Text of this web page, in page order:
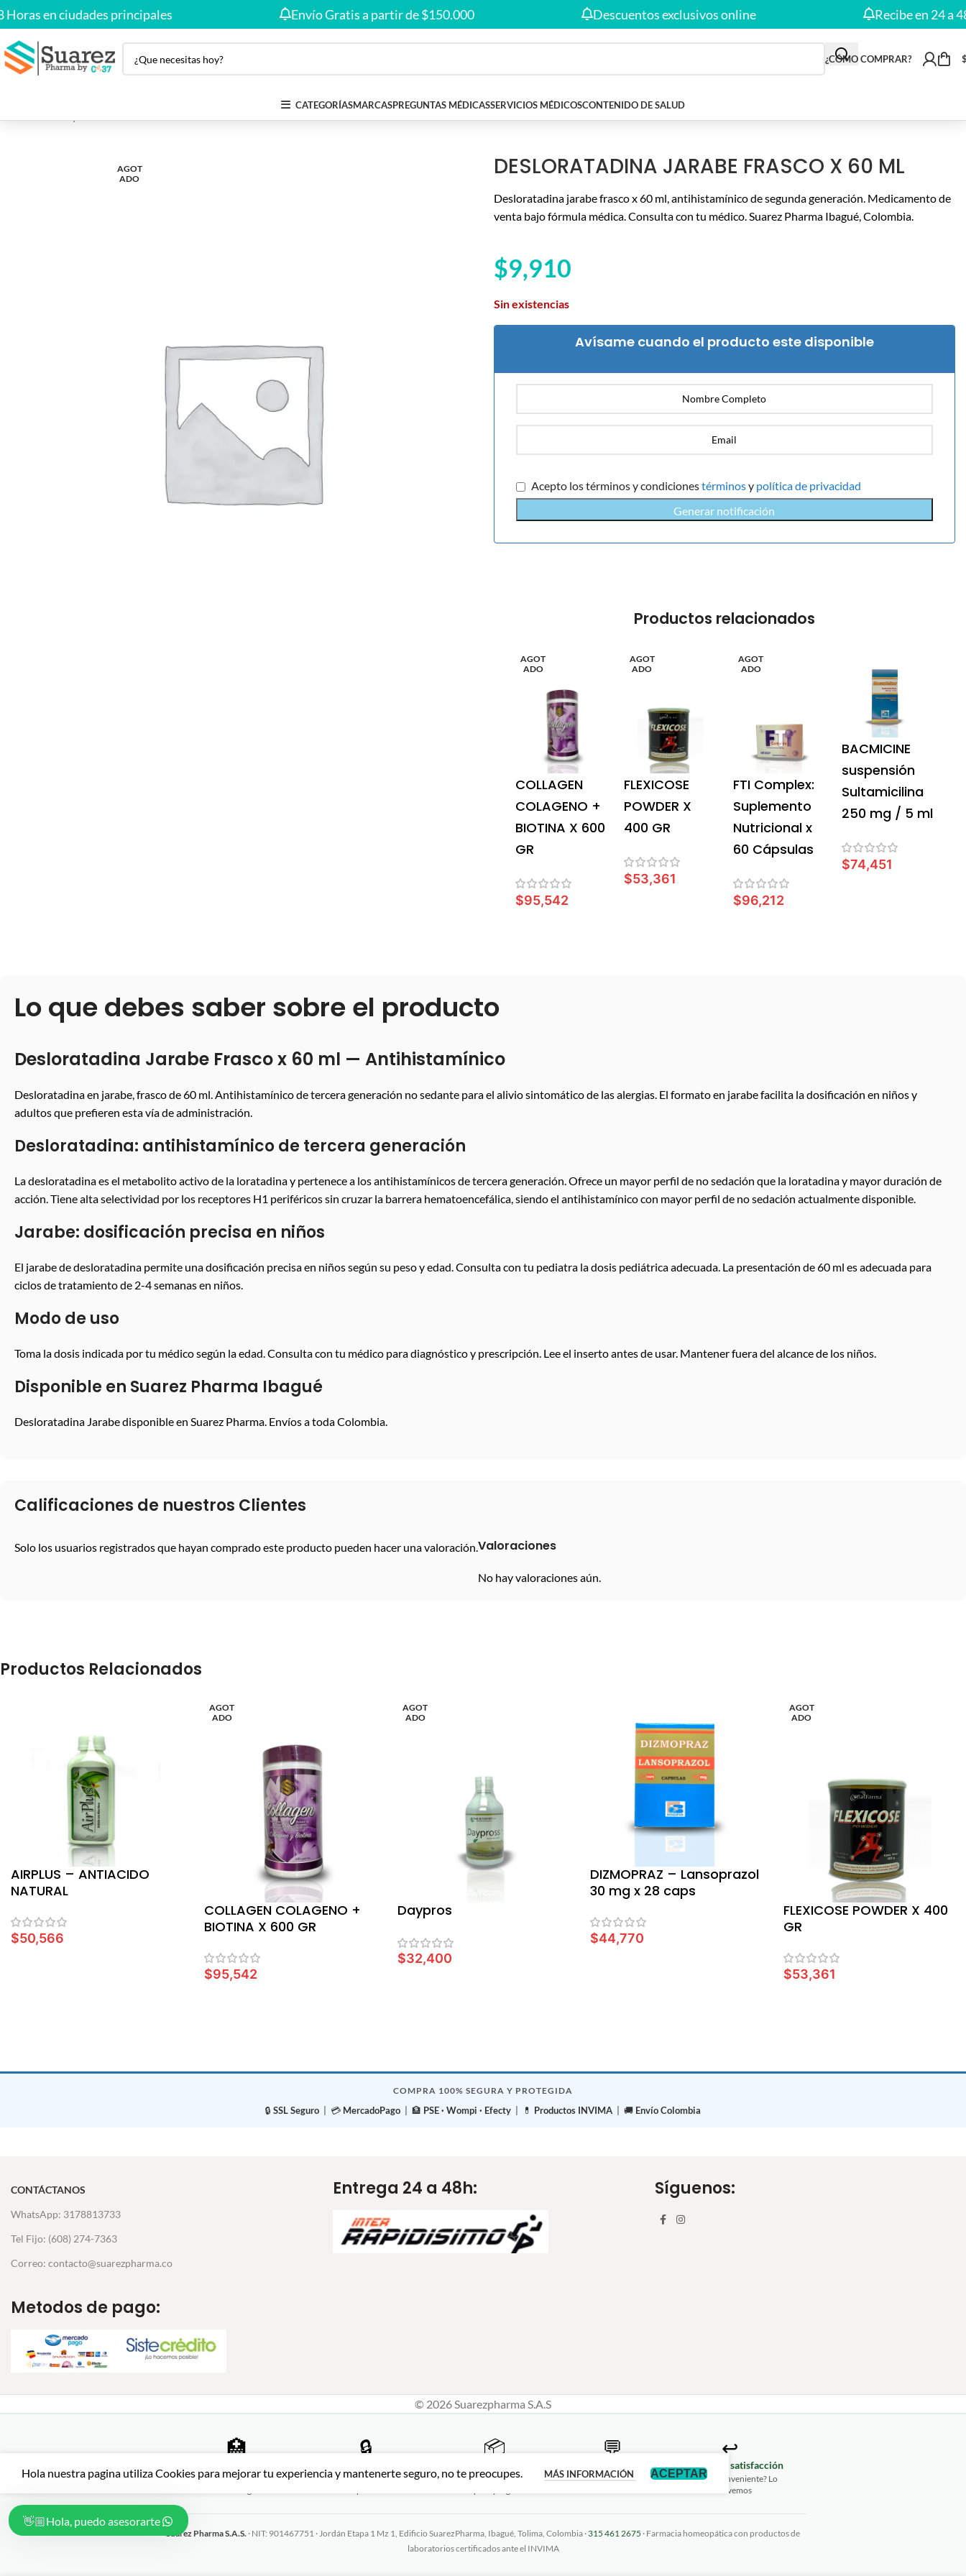
en ciudades principales Envío Gratis a partir de $150.000 Descuentos exclusivos online Recibe en 24 a 48
¿CÓMO COMPRAR?
CATEGORÍASMARCASPREGUNTAS MÉDICASSERVICIOS MÉDICOSCONTENIDO DE SALUD
AGOT
ADO
DESLORATADINA JARABE FRASCO X 60 ML
Desloratadina jarabe frasco x 60 ml, antihistamínico de segunda generación. Medicamento de
venta bajo fórmula médica. Consulta con tu médico. Suarez Pharma Ibagué, Colombia.
$9,910
Sin existencias
Avísame cuando el producto este disponible
Acepto los términos y condicionestérminosy política de privacidad
Generar notificación
Productos relacionados
AGOT
ADO
COLLAGEN
COLAGENO +
BIOTINA X 600
GR
$95,542
AGOT
ADO
FLEXICOSE
POWDER X
400 GR
$53,361
AGOT
ADO
FTI Complex:
Suplemento
Nutricional x
60 Cápsulas
$96,212
BACMICINE
suspensión
Sultamicilina
250 mg / 5 ml
$74,451
Lo que debes saber sobre el producto
Desloratadina Jarabe Frasco x 60 ml — Antihistamínico
Desloratadina en jarabe, frasco de 60 ml. Antihistamínico de tercera generación no sedante para el alivio sintomático de las alergias. El formato en jarabe facilita la dosificación en niños y
adultos que prefieren esta vía de administración.
Desloratadina: antihistamínico de tercera generación
La desloratadina es el metabolito activo de la loratadina y pertenece a los antihistamínicos de tercera generación. Ofrece un mayor perfil de no sedación que la loratadina y mayor duración de
acción. Tiene alta selectividad por los receptores H1 periféricos sin cruzar la barrera hematoencefálica, siendo el antihistamínico con mayor perfil de no sedación actualmente disponible.
Jarabe: dosificación precisa en niños
El jarabe de desloratadina permite una dosificación precisa en niños según su peso y edad. Consulta con tu pediatra la dosis pediátrica adecuada. La presentación de 60 ml es adecuada para
ciclos de tratamiento de 2-4 semanas en niños.
Modo de uso
Toma la dosis indicada por tu médico según la edad. Consulta con tu médico para diagnóstico y prescripción. Lee el inserto antes de usar. Mantener fuera del alcance de los niños.
Disponible en Suarez Pharma Ibagué
Desloratadina Jarabe disponible en Suarez Pharma. Envíos a toda Colombia.
Calificaciones de nuestros Clientes
Valoraciones
No hay valoraciones aún.
Solo los usuarios registrados que hayan comprado este producto pueden hacer una valoración.
Productos Relacionados
AIRPLUS – ANTIACIDO
NATURAL
$50,566
AGOT
ADO
COLLAGEN COLAGENO +
BIOTINA X 600 GR
$95,542
AGOT
ADO
Daypros
$32,400
DIZMOPRAZ – Lansoprazol
30 mg x 28 caps
$44,770
AGOT
ADO
FLEXICOSE POWDER X 400
GR
$53,361
COMPRA 100% SEGURA Y PROTEGIDA
🔒 SSL Seguro | 💳 MercadoPago | 🏦 PSE · Wompi · Efecty | 💊 Productos INVIMA | 🚚 Envío Colombia
CONTÁCTANOS
WhatsApp: 3178813733
Tel Fijo: (608) 274-7363
Correo: contacto@suarezpharma.co
Metodos de pago:
Entrega 24 a 48h: Síguenos:
© 2026 Suarezpharma S.A.S
Hola nuestra pagina utiliza Cookies para mejorar tu experiencia y mantenerte seguro, no te preocupes. MÁS INFORMACIÓN ACEPTAR
🏥
Productos auténticos de
🔒
SSL · PSE · Tarjetas · Contraentrega
📦
Desde Ibagué hasta tu puerta,
💬
Atención personalizada
WhatsApp 315 461 2675
↩️
Garantía de satisfacción
¿Algún inconveniente? Lo
resolvemos
Suarez Pharma S.A.S. · NIT: 901467751 · Jordán Etapa 1 Mz 1, Edificio SuarezPharma, Ibagué, Tolima, Colombia · 315 461 2675 · Farmacia homeopática con productos de
laboratorios certificados ante el INVIMA
Envío gratis en compras desde
Hola, puedo asesorarte👋🏼